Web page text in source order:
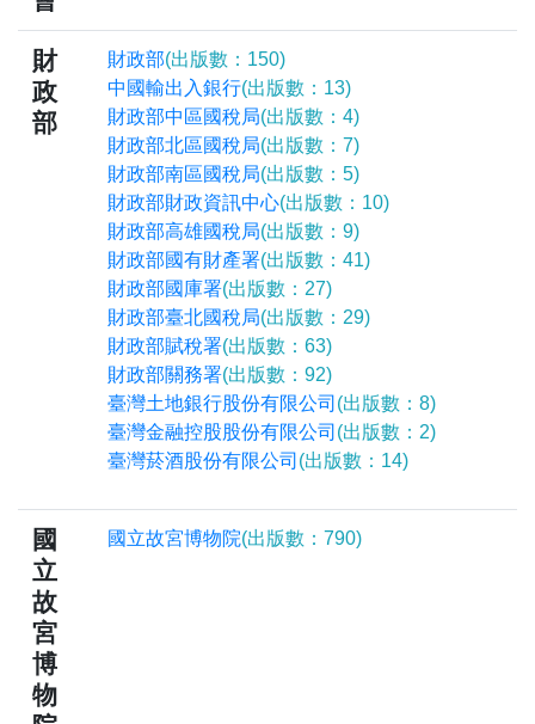
財
政
部
財政部(出版數：150)
中國輸出入銀行(出版數：13)
財政部中區國稅局(出版數：4)
財政部北區國稅局(出版數：7)
財政部南區國稅局(出版數：5)
財政部財政資訊中心(出版數：10)
財政部高雄國稅局(出版數：9)
財政部國有財產署(出版數：41)
財政部國庫署(出版數：27)
財政部臺北國稅局(出版數：29)
財政部賦稅署(出版數：63)
財政部關務署(出版數：92)
臺灣土地銀行股份有限公司 (出版數：8)
臺灣金融控股股份有限公司 (出版數：2)
臺灣菸酒股份有限公司 (出版數：14)
國
立
故
宮
博
物
國立故宮博物院(出版數：790)